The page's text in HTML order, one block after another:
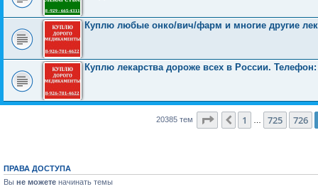
Куплю любые онко/вич/фарм и многие другие
Куплю лекарства дороже всех в России. Телефон:
20385 тем Страница 727из 816
Пред.
1 725 726
ПРАВА ДОСТУПА
Вы не можете начинать темы